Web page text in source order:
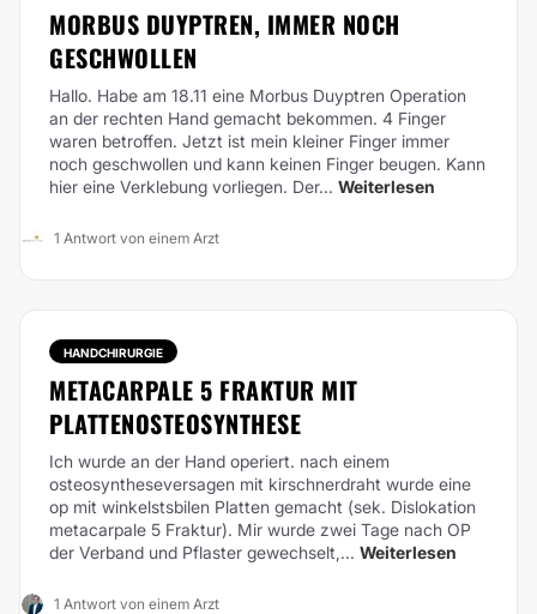
MORBUS DUYPTREN, IMMER NOCH
GESCHWOLLEN
Hallo. Habe am 18.11 eine Morbus Duyptren Operation
an der rechten Hand gemacht bekommen. 4 Finger
waren betroffen. Jetzt ist mein kleiner Finger immer
noch geschwollen und kann keinen Finger beugen. Kann
hier eine Verklebung vorliegen. Der... Weiterlesen
1 Antwort von einem Arzt
HANDCHIRURGIE
METACARPALE 5 FRAKTUR MIT
PLATTENOSTEOSYNTHESE
Ich wurde an der Hand operiert. nach einem
osteosyntheseversagen mit kirschnerdraht wurde eine
op mit winkelstsbilen Platten gemacht (sek. Dislokation
metacarpale 5 Fraktur). Mir wurde zwei Tage nach OP
der Verband und Pflaster gewechselt,... Weiterlesen
1 Antwort von einem Arzt